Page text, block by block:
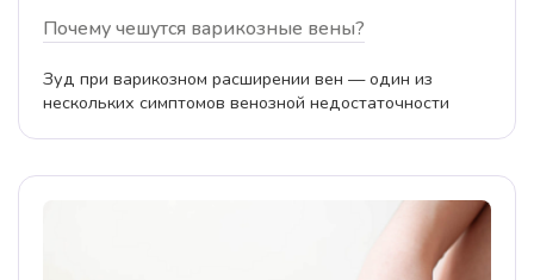
Почему чешутся варикозные вены?
Зуд при варикозном расширении вен — один из
нескольких симптомов венозной недостаточности